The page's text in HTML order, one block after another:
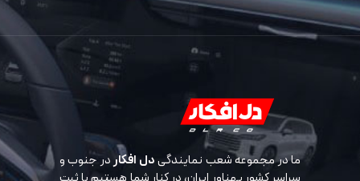
ما در مجموعه شعب نمایندگیدل افکاردر جنوب و